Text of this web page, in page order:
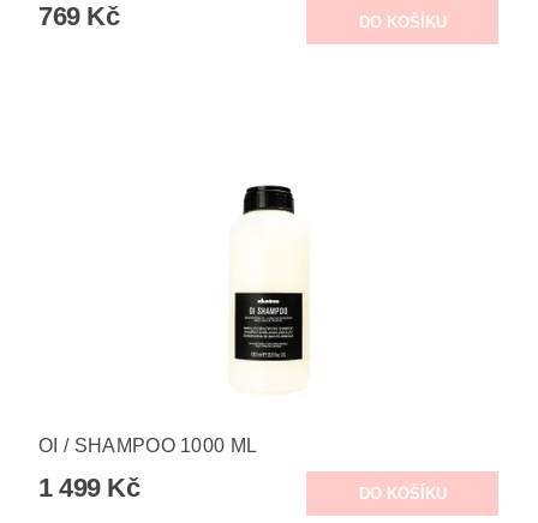
769 Kč
OI / SHAMPOO 1000 ML
1 499 Kč